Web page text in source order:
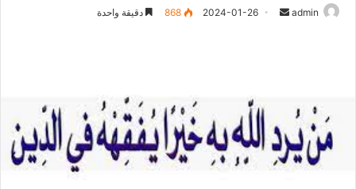
admin
أرسل 2024-01-26
868 دقيقة واحدة